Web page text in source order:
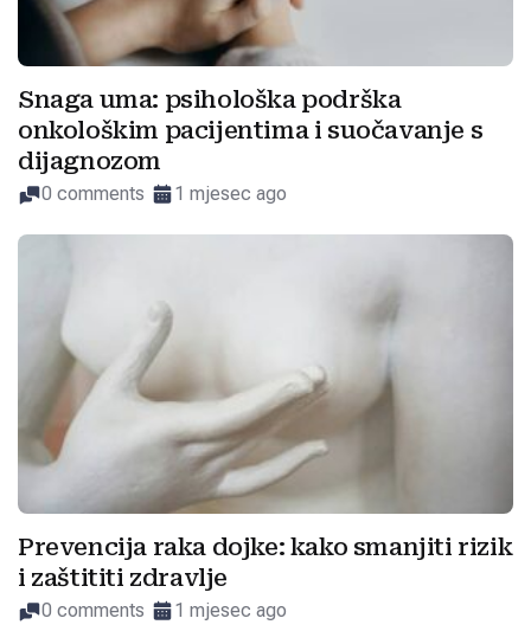
Snaga uma: psihološka podrška
onkološkim pacijentima i suočavanje s
dijagnozom
0 comments 1 mjesec ago
Prevencija raka dojke: kako smanjiti rizik
i zaštititi zdravlje
0 comments 1 mjesec ago